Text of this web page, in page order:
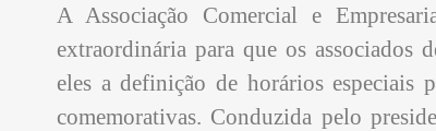
A Associação Comercial e
extraordinária para que os associados
eles a definição de horários especiais
comemorativas. Conduzida pelo